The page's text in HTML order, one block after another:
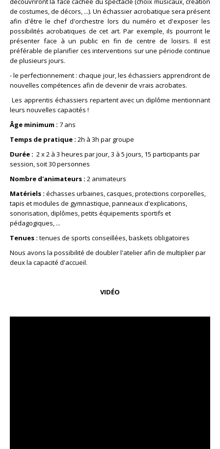
de costumes, de décors, ...). Un échassier acrobatique sera présent
afin d'être le chef d'orchestre lors du numéro et d'exposer les
possibilités acrobatiques de cet art. Par exemple, ils pourront le
présenter face à un public en fin de centre de loisirs. Il est
préférable de planifier ces interventions sur une période continue
de plusieurs jours.
- le perfectionnement : chaque jour, les échassiers apprendront de
nouvelles compétences afin de devenir de vrais acrobates.
Les apprentis échassiers repartent avec un diplôme mentionnant
leurs nouvelles capacités !
Âge minimum : 7 ans
Temps de pratique : 2h à 3h par groupe
Durée : 2 x 2 à 3 heures par jour, 3 à 5 jours, 15 participants par
session, soit 30 personnes
Nombre d'animateurs : 2 animateurs
Matériels : échasses urbaines, casques, protections corporelles,
tapis et modules de gymnastique, panneaux d'explications,
sonorisation, diplômes, petits équipements sportifs et
pédagogiques, ...
Tenues : tenues de sports conseillées, baskets obligatoires
Nous avons la possibilité de doubler l'atelier afin de multiplier par
deux la capacité d'accueil.
VIDÉO